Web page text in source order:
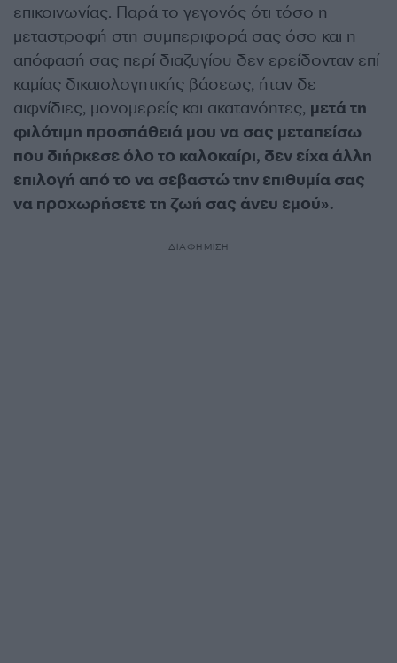
επικοινωνίας. Παρά το γεγονός ότι τόσο η
μεταστροφή στη συμπεριφορά σας όσο και η
απόφασή σας περί διαζυγίου δεν ερείδονταν επί
καμίας δικαιολογητικής βάσεως, ήταν δε
αιφνίδιες, μονομερείς και ακατανόητες, μετά τη
φιλότιμη προσπάθειά μου να σας μεταπείσω
που διήρκεσε όλο το καλοκαίρι, δεν είχα άλλη
επιλογή από το να σεβαστώ την επιθυμία σας
να προχωρήσετε τη ζωή σας άνευ εμού».
ΔΙΑΦΗΜΙΣΗ